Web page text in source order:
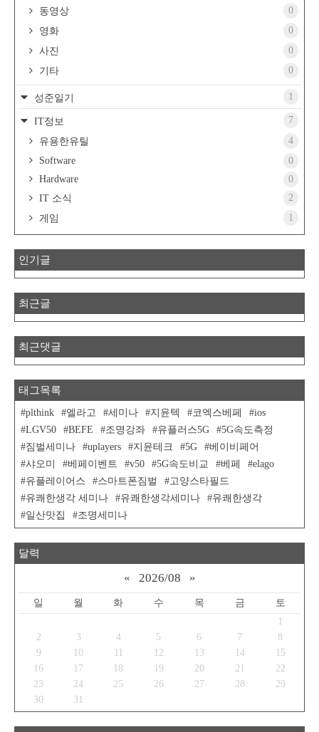
동영상
0
영화
0
사진
0
기타
0
성준일기 1
IT정보
7
유용한유틸
4
Software
0
Hardware
0
IT 소식
2
게임
1
인기글
최근글
최근댓글
태그목록
plthink 엘라고 세미나 지윤텍 코엑스베페
ios
LGV50
BEFE 조명강좌 유플러스5G
5G속도측정
짐벌세미나
uplayers 지윤테크 5G
베이비페어
샤오미
베페이벤트 v50 5G속도비교 베페
elago
유플레이어스
스마트폰짐벌
고양스타필드
유쾌한생각 세미나
유쾌한생각세미나
유쾌한생각
일산맛집
조명세미나
달력
« 2026/08 »
일 월 화 수 목 금
토
1
2
3 4 5 6 7
8
9
10 11 12 13 14
15
16
17 18 19 20 21
22
23
24 25 26 27 28
29
30
31